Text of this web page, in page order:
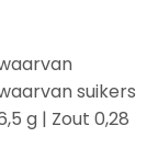
suikers
g | Zout 0,28